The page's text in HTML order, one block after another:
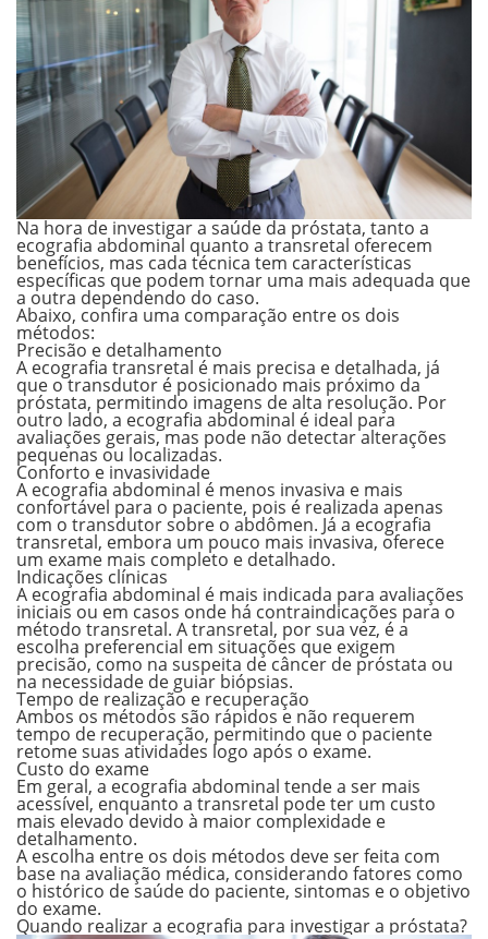
Na hora de investigar a saúde da próstata, tanto a
ecografia abdominal quanto a transretal oferecem
benefícios, mas cada técnica tem características
específicas que podem tornar uma mais adequada que
a outra dependendo do caso.
Abaixo, confira uma comparação entre os dois
métodos:
Precisão e detalhamento
A ecografia transretal é mais precisa e detalhada, já
que o transdutor é posicionado mais próximo da
próstata, permitindo imagens de alta resolução. Por
outro lado, a ecografia abdominal é ideal para
avaliações gerais, mas pode não detectar alterações
pequenas ou localizadas.
Conforto e invasividade
A ecografia abdominal é menos invasiva e mais
confortável para o paciente, pois é realizada apenas
com o transdutor sobre o abdômen. Já a ecografia
transretal, embora um pouco mais invasiva, oferece
um exame mais completo e detalhado.
Indicações clínicas
A ecografia abdominal é mais indicada para avaliações
iniciais ou em casos onde há contraindicações para o
método transretal. A transretal, por sua vez, é a
escolha preferencial em situações que exigem
precisão, como na suspeita de câncer de próstata ou
na necessidade de guiar biópsias.
Tempo de realização e recuperação
Ambos os métodos são rápidos e não requerem
tempo de recuperação, permitindo que o paciente
retome suas atividades logo após o exame.
Custo do exame
Em geral, a ecografia abdominal tende a ser mais
acessível, enquanto a transretal pode ter um custo
mais elevadodevido à maior complexidade e
detalhamento.
A escolha entre os dois métodos deve ser feita com
base na avaliação médica, considerando fatores como
o histórico de saúde do paciente, sintomas e o objetivo
do exame.
Quando realizar a ecografia para investigar a próstata?